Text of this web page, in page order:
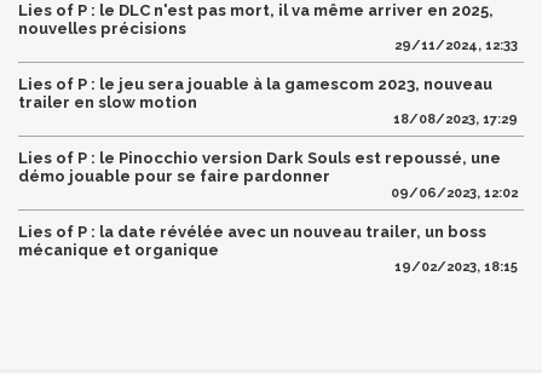
Lies of P : le DLC n'est pas mort, il va même arriver en 2025,
nouvelles précisions
29/11/2024, 12:33
Lies of P : le jeu sera jouable à la gamescom 2023, nouveau
trailer en slow motion
18/08/2023, 17:29
Lies of P : le Pinocchio version Dark Souls est repoussé, une
démo jouable pour se faire pardonner
09/06/2023, 12:02
Lies of P : la date révélée avec un nouveau trailer, un boss
mécanique et organique
19/02/2023, 18:15